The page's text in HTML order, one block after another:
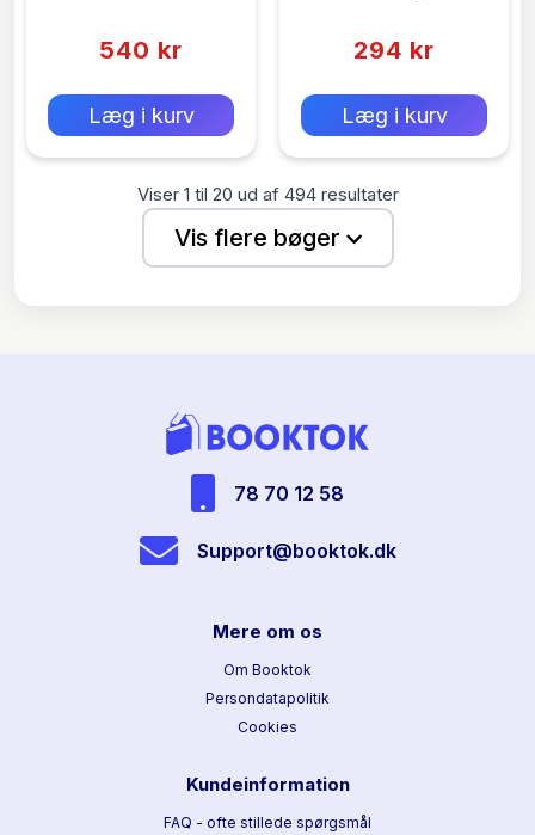
540 kr
Læg i kurv
294 kr
Læg i kurv
Viser 1 til 20 ud af 494resultater
Vis flere bøger
78 70 12 58
Support@booktok.dk
Mere om os
Om Booktok
Persondatapolitik
Cookies
Kundeinformation
FAQ - ofte stillede spørgsmål